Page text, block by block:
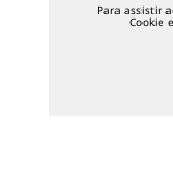
Para assistir
Cookie